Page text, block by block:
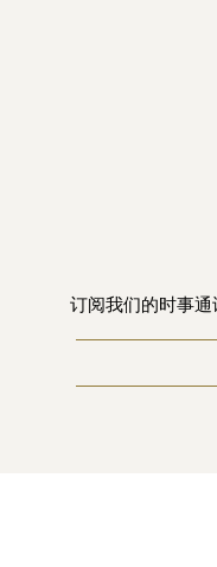
订阅我们的时事通